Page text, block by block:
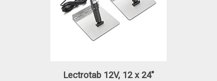
Lectrotab 12V, 12 x 24"